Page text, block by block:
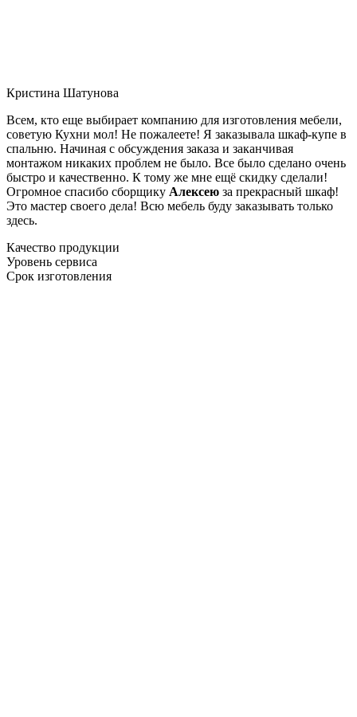
Кристина Шатунова
Всем, кто еще выбирает компанию для изготовления мебели,
советую Кухни мол! Не пожалеете! Я заказывала шкаф-купе в
спальню. Начиная с обсуждения заказа и заканчивая
монтажом никаких проблем не было. Все было сделано очень
быстро и качественно. К тому же мне ещё скидку сделали!
Огромное спасибо сборщику Алексею за прекрасный шкаф!
Это мастер своего дела! Всю мебель буду заказывать только
здесь.
Качество продукции
Уровень сервиса
Срок изготовления